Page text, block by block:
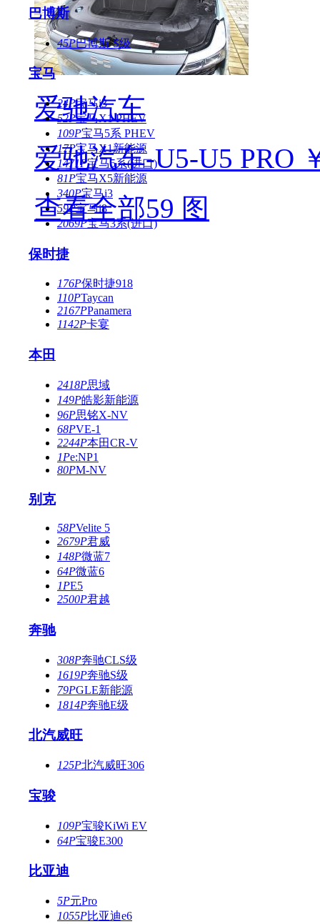
巴博斯
45P巴博斯 S级
宝马
24P宝马i3
52P宝马X1 PHEV
109P宝马5系 PHEV
17P宝马X1新能源
1471P宝马5系(进口)
81P宝马X5新能源
340P宝马i3
59P宝马i8
2069P宝马3系(进口)
保时捷
176P保时捷918
110PTaycan
2167PPanamera
1142P卡宴
本田
2418P思域
149P皓影新能源
96P思铭X-NV
68PVE-1
2244P本田CR-V
1Pe:NP1
80PM-NV
别克
58PVelite 5
2679P君威
148P微蓝7
64P微蓝6
1PE5
2500P君越
奔驰
308P奔驰CLS级
1619P奔驰S级
79PGLE新能源
1814P奔驰E级
北汽威旺
125P北汽威旺306
宝骏
109P宝骏KiWi EV
64P宝骏E300
比亚迪
5P元Pro
1055P比亚迪e6
爱驰汽车
爱驰汽车-U5-U5 PRO
查看全部59 图